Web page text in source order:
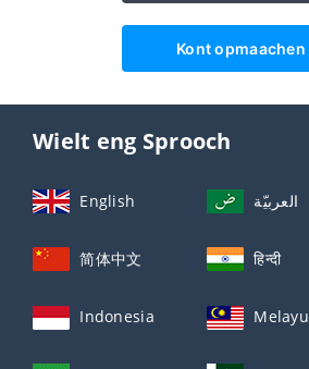
Kont opmaachen
Wielt eng Sprooch
English العربيّة
简体中文 हिन्दी
Indonesia Melayu